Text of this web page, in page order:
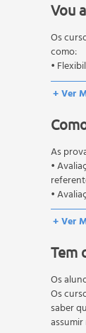
Vou
Os
como:
•
+ Ver
As
•
•
Os
+ Ver
Tem
Os
Os
saber